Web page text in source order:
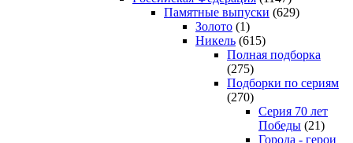
Памятные выпуски (629)
Золото (1)
Никель (615)
Полная подборка
(275)
Подборки по сериям
(270)
Серия 70 лет
Победы (21)
Города - герои